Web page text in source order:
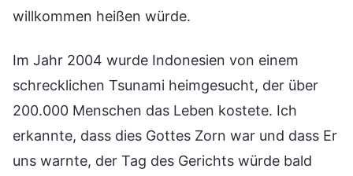
willkommen heißen würde.
Im Jahr 2004 wurde Indonesien von einem
schrecklichen Tsunami heimgesucht, der über
200.000 Menschen das Leben kostete. Ich
erkannte, dass dies Gottes Zorn war und dass Er
uns warnte, der Tag des Gerichts würde bald